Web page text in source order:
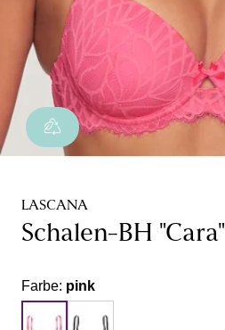
LASCANA
Schalen-BH "Cara"
Farbe: pink